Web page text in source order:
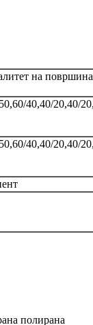
на
40,40/20,40/
40,40/20,40/
полирана